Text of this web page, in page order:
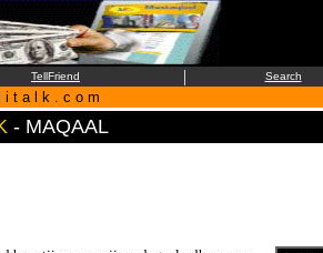
TellFriend | Search
i t a l k . c o m
- MAQAAL